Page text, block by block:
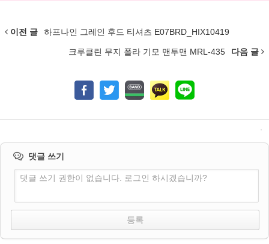
이전 글 하프나인 그레인 후드 티셔츠 E07BRD_HIX10419
크루클린 무지 폴라 기모 맨투맨 MRL-435 다음 글
댓글 쓰기
댓글 쓰기 권한이 없습니다. 로그인 하시겠습니까?